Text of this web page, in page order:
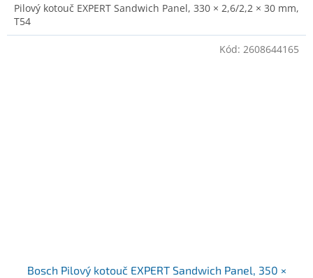
Pilový kotouč EXPERT Sandwich Panel, 330 × 2,6/2,2 × 30 mm,
T54
Bosch Pilový kotouč EXPERT Sandwich Panel, 350 ×
Kód: 2608644165